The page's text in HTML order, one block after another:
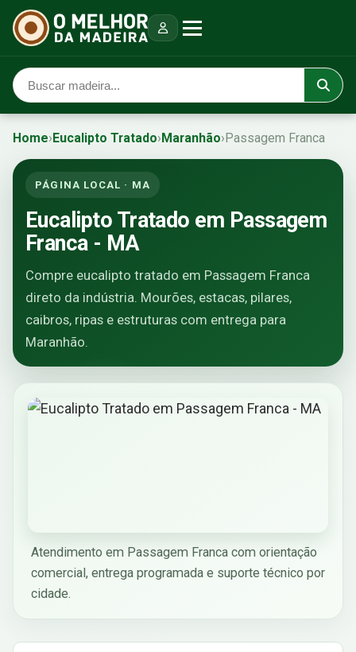
Home›Eucalipto Tratado›Maranhão›Passagem Franca
PÁGINA LOCAL · MA
Eucalipto Tratado em Passagem
Franca - MA
Compre eucalipto tratado em Passagem Franca
direto da indústria. Mourões, estacas, pilares,
caibros, ripas e estruturas com entrega para
Maranhão.
Atendimento em Passagem Franca com orientação
comercial, entrega programada e suporte técnico por
cidade.